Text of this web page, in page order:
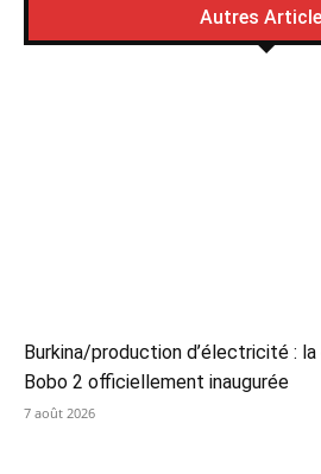
Autres
Burkina/production d’électricité :
Bobo 2 officiellement inaugurée
7 août 2026